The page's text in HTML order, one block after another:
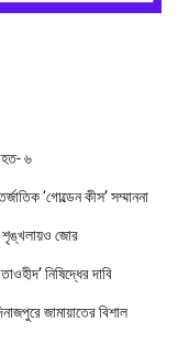
৬
‘গোল্ডেন কীস’ সম্মাননা
শৃঙ্খলায়ও জোর
নিষিদ্ধের দাবি
জামায়াতের বিশাল